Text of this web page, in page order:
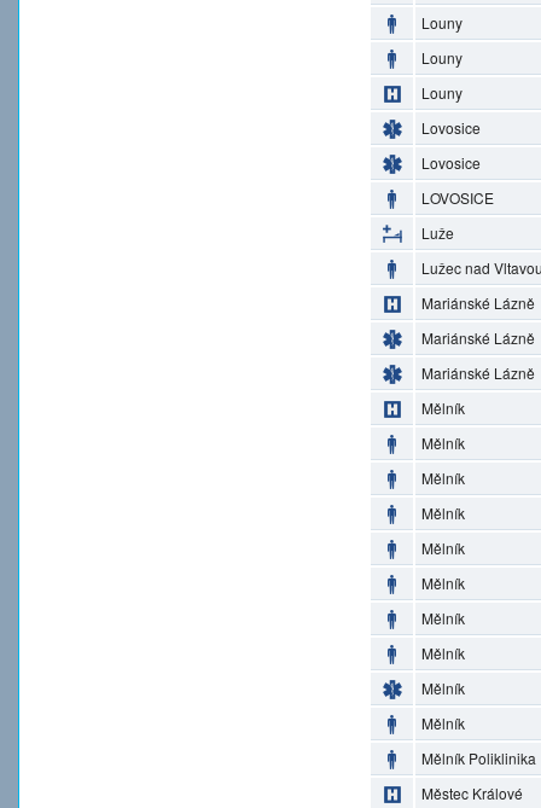
Louny
Louny
Louny
Lovosice
Lovosice
LOVOSICE
Luže
Lužec nad
Mariánské Lázně
Mariánské Lázně
Mariánské Lázně
Mělník
Mělník
Mělník
Mělník
Mělník
Mělník
Mělník
Mělník
Mělník
Mělník
Mělník Poliklinika
Městec Králové